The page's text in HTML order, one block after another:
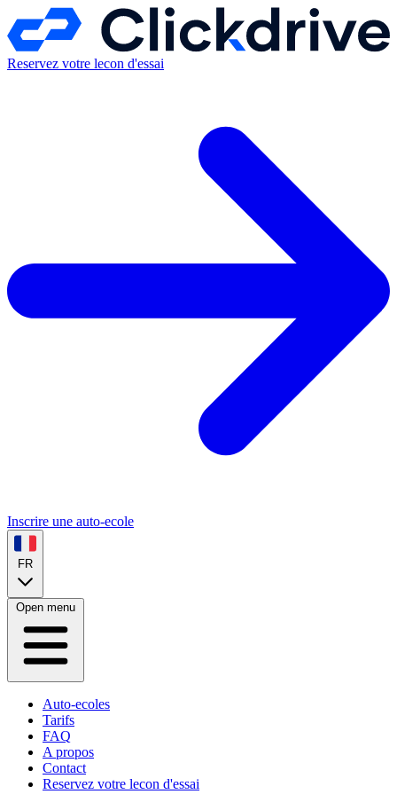
Reservez votre lecon d'essai
Inscrire une auto-ecole
FR
Open menu
Auto-ecoles
Tarifs
FAQ
A propos
Contact
Reservez votre lecon d'essai